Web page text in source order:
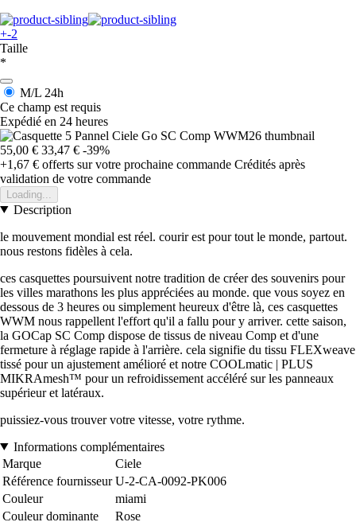
+-2
Taille
*
M/L 24h
Ce champ est requis
Expédié en 24 heures
55,00 € 33,47 € -39%
+1,67 € offerts sur votre prochaine commande Crédités après
validation de votre commande
Loading...
Description
le mouvement mondial est réel. courir est pour tout le monde, partout.
nous restons fidèles à cela.
ces casquettes poursuivent notre tradition de créer des souvenirs pour
les villes marathons les plus appréciées au monde. que vous soyez en
dessous de 3 heures ou simplement heureux d'être là, ces casquettes
WWM nous rappellent l'effort qu'il a fallu pour y arriver. cette saison,
la GOCap SC Comp dispose de tissus de niveau Comp et d'une
fermeture à réglage rapide à l'arrière. cela signifie du tissu FLEXweave
tissé pour un ajustement amélioré et notre COOLmatic | PLUS
MIKRAmesh™ pour un refroidissement accéléré sur les panneaux
supérieur et latéraux.
puissiez-vous trouver votre vitesse, votre rythme.
Informations complémentaires
Marque
Ciele
Référence fournisseur U-2-CA-0092-PK006
Couleur
miami
Couleur dominante
Rose